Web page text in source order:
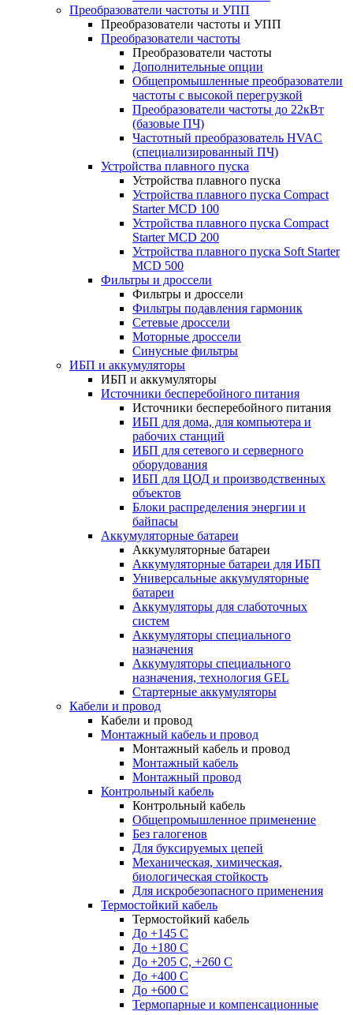
Преобразователи частоты и УПП
Преобразователи частоты и УПП
Преобразователи частоты
Преобразователи частоты
Дополнительные опции
Общепромышленные преобразователи
частоты с высокой перегрузкой
Преобразователи частоты до 22кВт
(базовые ПЧ)
Частотный преобразователь HVAC
(специализированный ПЧ)
Устройства плавного пуска
Устройства плавного пуска
Устройства плавного пуска Compact
Starter MCD 100
Устройства плавного пуска Compact
Starter MCD 200
Устройства плавного пуска Soft Starter
MCD 500
Фильтры и дроссели
Фильтры и дроссели
Фильтры подавления гармоник
Сетевые дроссели
Моторные дроссели
Синусные фильтры
ИБП и аккумуляторы
ИБП и аккумуляторы
Источники бесперебойного питания
Источники бесперебойного питания
ИБП для дома, для компьютера и
рабочих станций
ИБП для сетевого и серверного
оборудования
ИБП для ЦОД и производственных
объектов
Блоки распределения энергии и
байпасы
Аккумуляторные батареи
Аккумуляторные батареи
Аккумуляторные батареи для ИБП
Универсальные аккумуляторные
батареи
Аккумуляторы для слаботочных
систем
Аккумуляторы специального
назначения
Аккумуляторы специального
назначения, технология GEL
Стартерные аккумуляторы
Кабели и провод
Кабели и провод
Монтажный кабель и провод
Монтажный кабель и провод
Монтажный кабель
Монтажный провод
Контрольный кабель
Контрольный кабель
Общепромышленное применение
Без галогенов
Для буксируемых цепей
Механическая, химическая,
биологическая стойкость
Для искробезопасного применения
Термостойкий кабель
Термостойкий кабель
До +145 С
До +180 C
До +205 С, +260 С
До +400 C
До +600 С
Термопарные и компенсационные